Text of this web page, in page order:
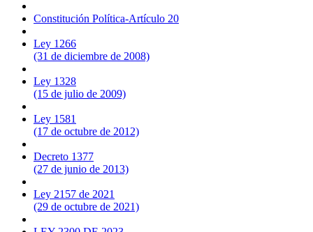
Constitución Política-Artículo 20
Ley 1266
(31 de diciembre de 2008)
Ley 1328
(15 de julio de 2009)
Ley 1581
(17 de octubre de 2012)
Decreto 1377
(27 de junio de 2013)
Ley 2157 de 2021
(29 de octubre de 2021)